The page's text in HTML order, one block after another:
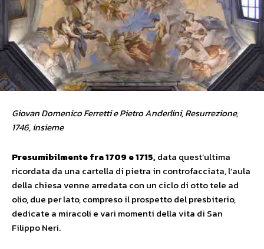
Giovan Domenico Ferretti e Pietro Anderlini, Resurrezione,
1746, insieme
Presumibilmentefra 1709 e1715,data quest’ultima
ricordata da una cartella di pietra in controfacciata, l’aula
della chiesa venne arredata con un ciclo di otto tele ad
olio, due per lato, compreso il prospetto del presbiterio,
dedicate a miracoli e vari momenti della vita di San
Filippo Neri.